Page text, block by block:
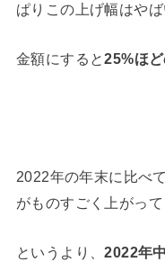
ぱりこの上げ幅はやば
金額にすると25%ほ
2022年の年末に比べ
がものすごく上がって
というより、2022年